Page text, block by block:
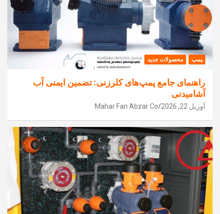
پمپ محصولات جدید
راهنمای جامع پمپ‌های کلرزنی: تضمین ایمنی آب
آشامیدنی
آوریل 22, 2026 Mahar Fan Abzar Co